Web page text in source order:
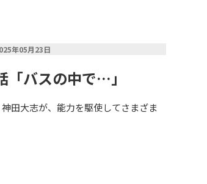
年05月23日
「バスの中で…」
田大志が、能力を駆使してさまざま